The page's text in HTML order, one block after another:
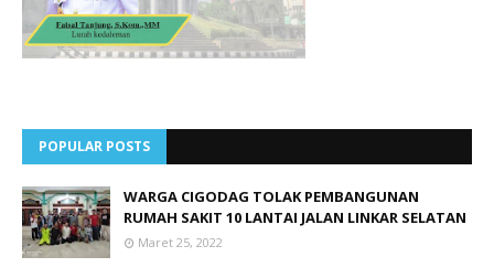
POPULAR POSTS
WARGA CIGODAG TOLAK PEMBANGUNAN
RUMAH SAKIT 10 LANTAI JALAN LINKAR SELATAN
Maret 25, 2022